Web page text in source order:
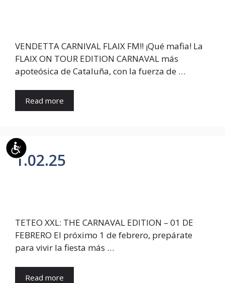
Accessibilitat
VENDETTA CARNIVAL FLAIX FM!! ¡Qué mafia! La
FLAIX ON TOUR EDITION CARNAVAL más
apoteósica de Cataluña, con la fuerza de …
Read more
1.02.25
TETEO XXL: THE CARNAVAL EDITION – 01 DE
FEBRERO El próximo 1 de febrero, prepárate
para vivir la fiesta más …
Read more